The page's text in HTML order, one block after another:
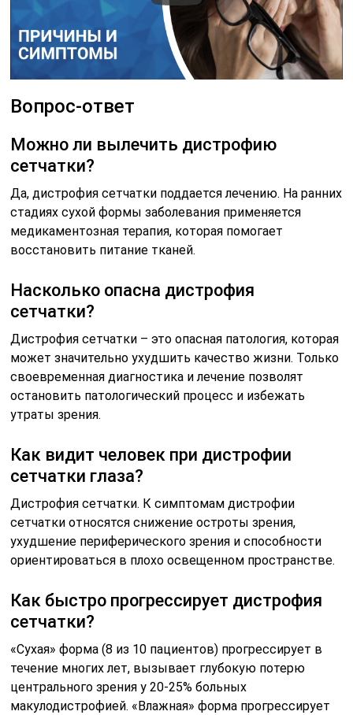
Вопрос-ответ
Можно ли вылечить дистрофию
сетчатки?
Да, дистрофия сетчатки поддается лечению. На ранних
стадиях сухой формы заболевания применяется
медикаментозная терапия, которая помогает
восстановить питание тканей.
Насколько опасна дистрофия
сетчатки?
Дистрофия сетчатки – это опасная патология, которая
может значительно ухудшить качество жизни. Только
своевременная диагностика и лечение позволят
остановить патологический процесс и избежать
утраты зрения.
Как видит человек при дистрофии
сетчатки глаза?
Дистрофия сетчатки. К симптомам дистрофии
сетчатки относятся снижение остроты зрения,
ухудшение периферического зрения и способности
ориентироваться в плохо освещенном пространстве.
Как быстро прогрессирует дистрофия
сетчатки?
«Сухая» форма (8 из 10 пациентов) прогрессирует в
течение многих лет, вызывает глубокую потерю
центрального зрения у 20-25% больных
макулодистрофией. «Влажная» форма прогрессирует